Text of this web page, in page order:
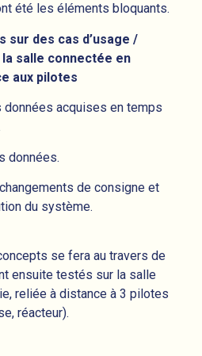
été les éléments bloquants.
sur des cas d’usage /
salle connectée en
aux pilotes
acquises en temps
données.
de consigne et
du système.
se fera au travers de
ensuite testés sur la salle
reliée à distance à 3 pilotes
réacteur).